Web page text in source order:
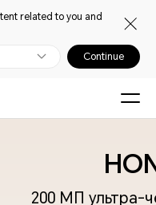
related to you and
Continue
камера| 6000